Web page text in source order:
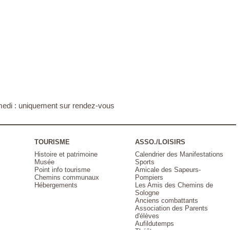
: uniquement sur rendez-vous
TOURISME
Histoire et patrimoine
Musée
Point info tourisme
Chemins communaux
Hébergements
ASSO./LOISIRS
Calendrier des Manifestations
Sports
Amicale des Sapeurs-
Pompiers
Les Amis des Chemins de
Sologne
Anciens combattants
Association des Parents
d'élèves
Aufildutemps